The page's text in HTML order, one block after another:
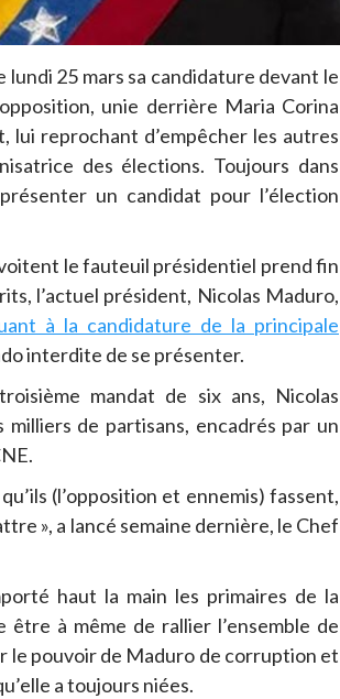
25 mars sa candidature devant le
unie derrière Maria Corina
reprochant d’empêcher les autres
des élections. Toujours dans
un candidat pour l’élection
le fauteuil présidentiel prend fin
l’actuel président, Nicolas Maduro,
à la candidature de la principale
interdite de se présenter.
mandat de six ans, Nicolas
de partisans, encadrés par un
(l’opposition et ennemis) fassent,
», a lancé semaine dernière, le Chef
haut la main les primaires de la
à même de rallier l’ensemble de
le pouvoir de Maduro de corruption et
a toujours niées.